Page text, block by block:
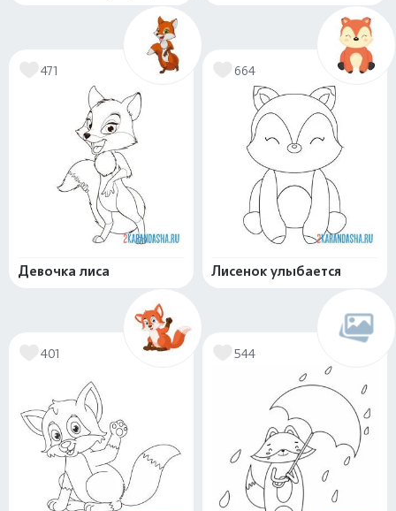
471
Девочка лиса
664
Лисенок улыбается
401 544